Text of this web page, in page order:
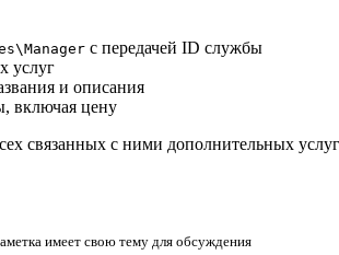
с передачей ID службы
услуг
и описания
включая цену
связанных с ними дополнительных
имеет свою тему для обсуждения